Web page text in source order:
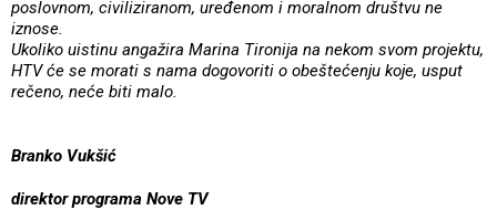
poslovnom, civiliziranom, uređenom i moralnom društvu ne
iznose.
Ukoliko uistinu angažira Marina Tironija na nekom svom projektu,
HTV će se morati s nama dogovoriti o obeštećenju koje, usput
rečeno, neće biti malo.
Branko Vukšić
direktor programa Nove TV